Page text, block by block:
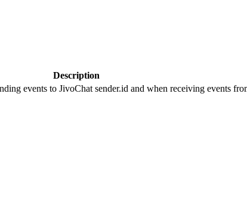
Description
events to JivoChat sender.id and when receiving events